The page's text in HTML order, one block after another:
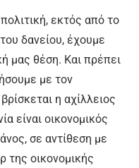
εκτός από το
δανείου, έχουμε
μας θέση. Και πρέπει
με τον
η αχίλλειος
είναι οικονομικός
σε αντίθεση με
της οικονομικής